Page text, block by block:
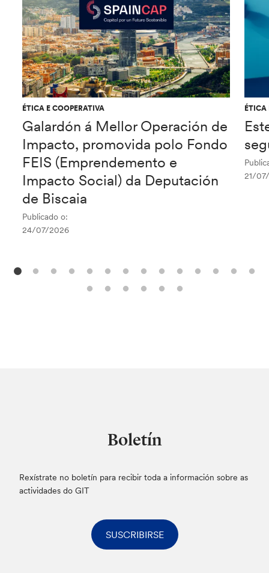
ÉTICA E COOPERATIVA
Galardón á Mellor Operación de
Impacto, promovida polo Fondo
FEIS (Emprendemento e
Impacto Social) da Deputación
de Biscaia
Publicado o:
24/07/2026
ÉTICA
21/
Boletín
Rexístrate no boletín para recibir toda a información sobre as
actividades do GIT
SUSCRIBIRSE